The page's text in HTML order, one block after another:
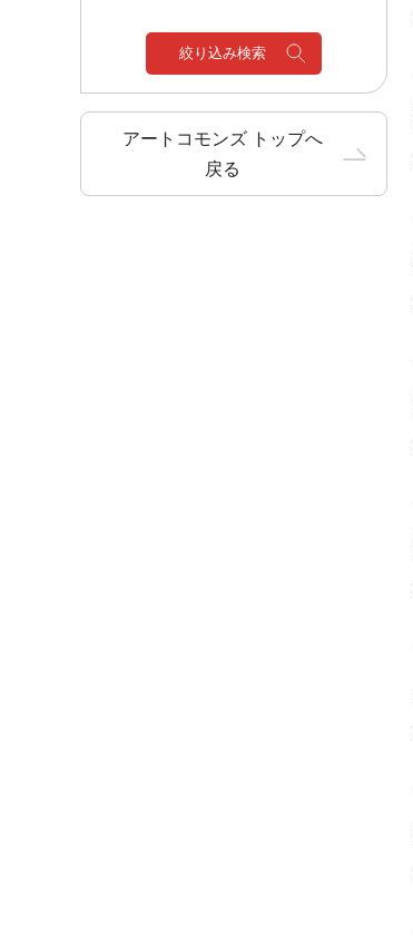
絞り込み検索
アートコモンズ トップへ
戻る